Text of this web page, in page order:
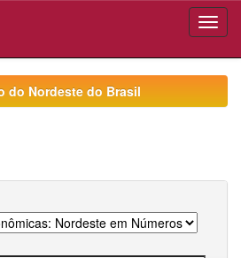
do Nordeste do Brasil